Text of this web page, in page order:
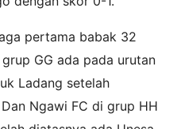
pertama babak 32
GG ada pada urutan
Ladang setelah
Ngawi FC di grup HH